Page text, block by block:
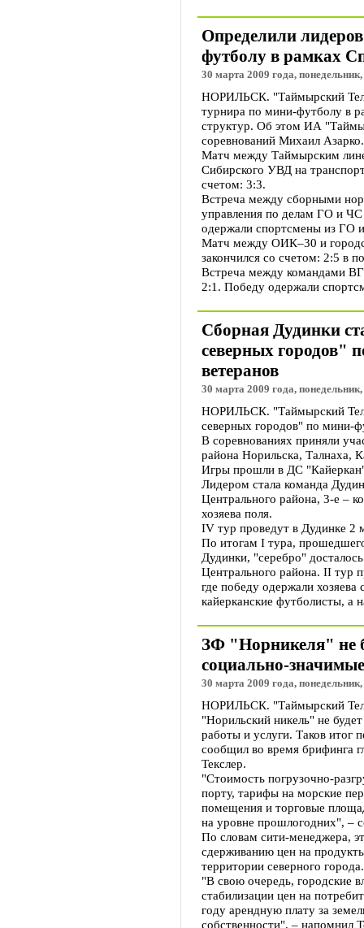
Определили
футболу в рамках
30 марта 2009 года,
НОРИЛЬСК. "Таймырский
турнира по мини-футболу в
структур. Об этом ИА
соревнований Михаил Азарко.
Матч между Таймырским
Сибирского УВД на
счетом: 3:3.
Встреча между сборными
управления по делам ГО и ЧС
одержали спортсмены из ГО
Матч между ОИК–30 и
закончился со счетом: 2:5 в
Встреча между командами
2:1. Победу одержали
Сборная Дудинки
северных городов"
ветеранов
30 марта 2009 года,
НОРИЛЬСК. "Таймырский
северных городов" по мини-
В соревнованиях приняли
района Норильска, Талнаха,
Игры прошли в ДС
Лидером стала команда
Центрального района, 3-е –
хозяева поля.
IV тур проведут в Дудинке 2
По итогам I тура,
Дудинки, "серебро"
Центрального района. II тур
где победу одержали хозяева
кайерканские футболисты, а
ЗФ "Норникеля" не
социально-
30 марта 2009 года,
НОРИЛЬСК. "Таймырский
"Норильский никель" не
работы и услуги. Таков итог
сообщил во время брифинга
Текслер.
"Стоимость погрузочно-
порту, тарифы на морские
помещения и торговые
на уровне прошлогодних", –
По словам сити-менеджера,
сдерживанию цен на
территории северного города.
"В свою очередь, городские
стабилизации цен на
году арендную плату за
собственности", – напомнил